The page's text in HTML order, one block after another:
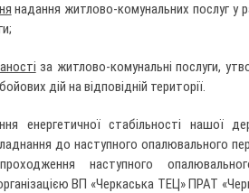
надання житлово-комунальних послуг у
за житлово-комунальні послуги,
дій на відповідній території.
енергетичної стабільності нашої
до наступного опалювального
наступного
ВП «Черкаська ТЕЦ» ПРАТ